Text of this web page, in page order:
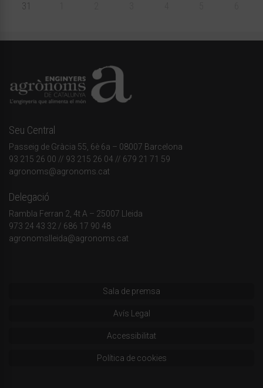
31
Seu Central
Passeig de Gràcia 55, 6è 6a – 08007 Barcelona
93 215 26 00 // 93 215 26 04 // 679 21 71 59
agronoms@agronoms.cat
Delegació
Rambla Ferran 2, 4t A – 25007 Lleida
973 24 43 32 / 686 17 90 48
agronomslleida@agronoms.cat
Sala de premsa
Avís Legal
Accessibilitat
Política de cookies